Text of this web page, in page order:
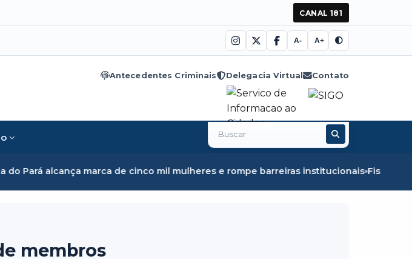
CANAL 181
A- A+
Antecedentes Criminais Delegacia Virtual Contato
Buscar
no
de cinco mil mulheres e rompe barreiras institucionais Fiscalização em Óbidos
membros